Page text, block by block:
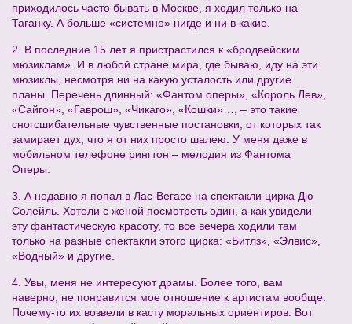
приходилось часто бывать в Москве, я ходил только на
Таганку. А больше «системно» нигде и ни в какие.
2. В последние 15 лет я пристрастился к «бродвейским
мюзиклам». И в любой стране мира, где бываю, иду на эти
мюзиклы, несмотря ни на какую усталость или другие
планы. Перечень длинный: «Фантом оперы», «Король Лев»,
«Сайгон», «Гаврош», «Чикаго», «Кошки»…, – это такие
сногсшибательные чувственные постановки, от которых так
замирает дух, что я от них просто шалею. У меня даже в
мобильном телефоне рингтон – мелодия из Фантома
Оперы.
3. А недавно я попал в Лас-Вегасе на спектакли цирка Дю
Солейль. Хотели с женой посмотреть один, а как увидели
эту фантастическую красоту, то все вечера ходили там
только на разные спектакли этого цирка: «Битлз», «Элвис»,
«Водный» и другие.
4. Увы, меня не интересуют драмы. Более того, вам
наверно, не понравится мое отношение к артистам вообще.
Почему-то их возвели в касту моральных ориентиров. Вот